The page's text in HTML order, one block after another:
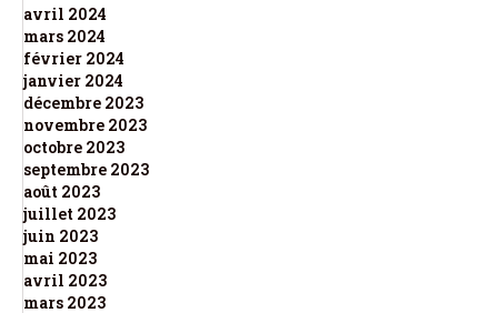
avril 2024
mars 2024
février 2024
janvier 2024
décembre 2023
novembre 2023
octobre 2023
septembre 2023
août 2023
juillet 2023
juin 2023
mai 2023
avril 2023
mars 2023